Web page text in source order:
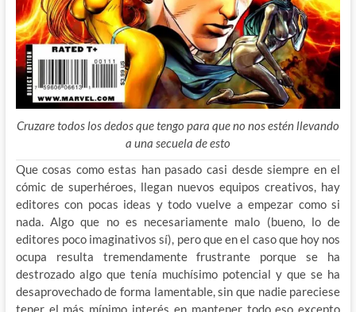
Cruzare todos los dedos que tengo para que no nos estén llevando
a una secuela de esto
Que cosas como estas han pasado casi desde siempre en el
cómic de superhéroes, llegan nuevos equipos creativos, hay
editores con pocas ideas y todo vuelve a empezar como si
nada. Algo que no es necesariamente malo (bueno, lo de
editores poco imaginativos sí), pero que en el caso que hoy nos
ocupa resulta tremendamente frustrante porque se ha
destrozado algo que tenía muchísimo potencial y que se ha
desaprovechado de forma lamentable, sin que nadie pareciese
tener el más mínimo interés en mantener todo eso excepto